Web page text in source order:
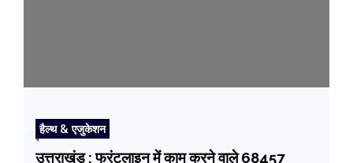
हैल्थ & एजुकेशन
उत्तराखंड : फ्रंटलाइन में काम करने वाले 68457